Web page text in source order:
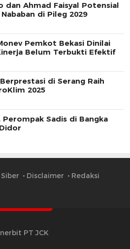
dan Ahmad Faisyal Potensial
di Pileg 2029
Pemkot Bekasi Dinilai
Belum Terbukti Efektif
di Serang Raih
2025
Sadis di Bangka
Disclaimer Redaksi
PT JCK